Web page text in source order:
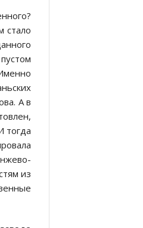
стало
А в
тогда
из